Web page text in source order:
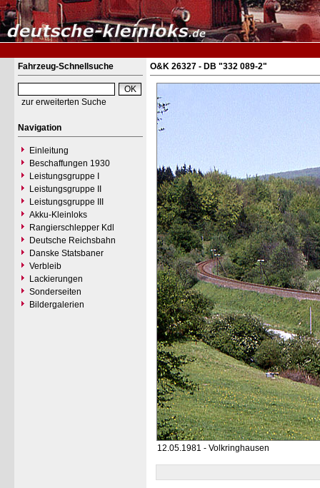
Fahrzeug-Schnellsuche
zur erweiterten Suche
Navigation
Einleitung
Beschaffungen 1930
Leistungsgruppe I
Leistungsgruppe II
Leistungsgruppe III
Akku-Kleinloks
Rangierschlepper Kdl
Deutsche Reichsbahn
Danske Statsbaner
Verbleib
Lackierungen
Sonderseiten
Bildergalerien
O&K 26327 - DB "332 089-2"
12.05.1981 - Volkringhausen